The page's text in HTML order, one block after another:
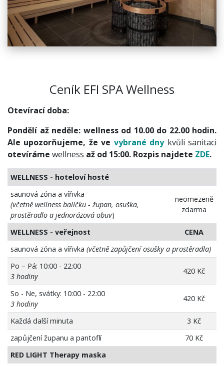
Ceník EFI SPA Wellness
Otevírací doba:
Pondělí až neděle: wellness od 10.00 do 22.00 hodin.
Ale upozorňujeme, že ve vybrané dny kvůli sanitaci
otevíráme wellness až od 15:00. Rozpis najdete ZDE.
WELLNESS - hoteloví hosté
saunová zóna a vířivka
(včetně wellness balíčku - župan, osuška,
prostěradlo a jednorázová obuv)
neomezeně
zdarma
WELLNESS - veřejnost
CENA
saunová zóna a vířivka(včetně zapůjčení osušky a prostěradla)
Po – Pá: 10:00 - 22:00
3 hodiny
420 Kč
So - Ne, svátky: 10:00 - 22:00
3 hodiny
420 Kč
Každá další minuta
3 Kč
zapůjčení županu a pantoflí
70 Kč
RED LIGHT Therapy maska